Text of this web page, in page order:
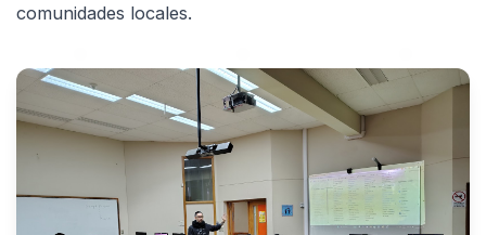
comunidades locales.